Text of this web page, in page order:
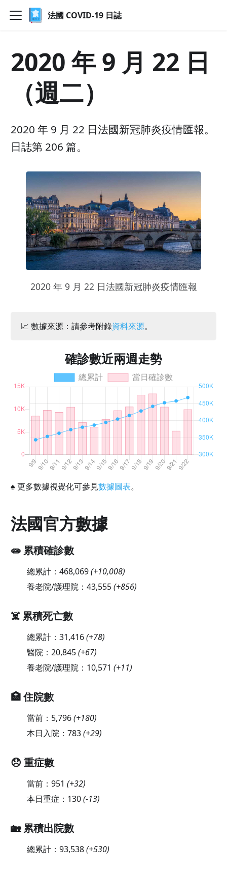
法國 COVID-19 日誌
2020 年 9 月 22 日
（週二）
2020 年 9 月 22 日法國新冠肺炎疫情匯報。
日誌第 206 篇。
2020 年 9 月 22 日法國新冠肺炎疫情匯報
📈 數據來源：請參考附錄資料來源。
確診數近兩週走勢
♠ 更多數據視覺化可參見數據圖表。
法國官方數據
🧫 累積確診數
總累計： 468,069(+10,008)
養老院/護理院： 43,555(+856)
☠️ 累積死亡數
總累計： 31,416(+78)
醫院： 20,845(+67)
養老院/護理院： 10,571 (+11)
🏥 住院數
當前： 5,796(+180)
本日入院： 783(+29)
😞 重症數
當前： 951 (+32)
本日重症： 130(-13)
🏡 累積出院數
總累計： 93,538(+530)